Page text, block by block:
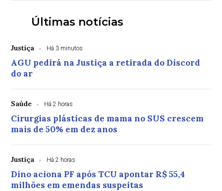
Últimas notícias
Justiça Há 3 minutos
AGU pedirá na Justiça a retirada do Discord
do ar
Saúde Há 2 horas
Cirurgias plásticas de mama no SUS crescem
mais de 50% em dez anos
Justiça Há 2 horas
Dino aciona PF após TCU apontar R$ 55,4
milhões em emendas suspeitas